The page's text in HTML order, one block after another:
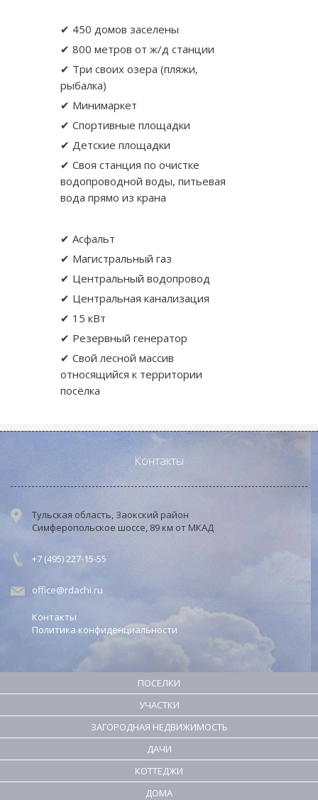
✔ 450 домов заселены
✔ 800 метров от ж/д станции
✔ Три своих озера (пляжи,
рыбалка)
✔ Минимаркет
✔ Спортивные площадки
✔ Детские площадки
✔ Своя станция по очистке
водопроводной воды, питьевая
вода прямо из крана
✔ Асфальт
✔ Магистральный газ
✔ Центральный водопровод
✔ Центральная канализация
✔ 15 кВт
✔ Резервный генератор
✔ Свой лесной массив
относящийся к территории
посёлка
ПОСЕЛКИ
УЧАСТКИ
ЗАГОРОДНАЯ НЕДВИЖИМОСТЬ
ДАЧИ
КОТТЕДЖИ
ДОМА
Контакты
Тульская область, Заокский район
Симферопольское шоссе, 89 км от МКАД
+7 (495) 227-15-55
office@rdachi.ru
Контакты
Политика конфиденциальности